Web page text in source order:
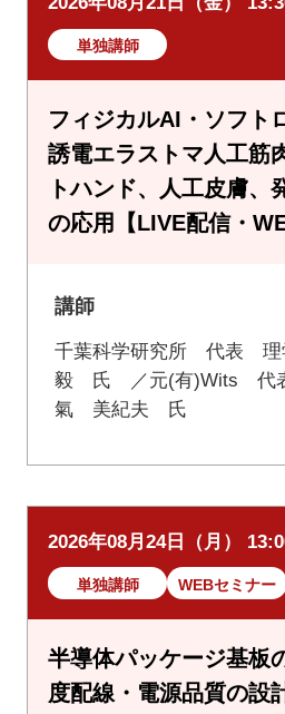
単独講師
フィジカルAI・ソフト
誘電エラストマ人工筋
トハンド、人工皮膚、
の応用【LIVE配信・
講師
千葉科学研究所 代表
毅 氏 ／元(有)Wits 代
氣 美紀夫 氏
2026年08月24日（月）
単独講師 WEBセミナー
半導体パッケージ基板
度配線・電源品質の設